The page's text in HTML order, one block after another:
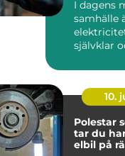
I dagens
samhälle
självklar
v&ar...
10.
Polestar
tar du
elbil på